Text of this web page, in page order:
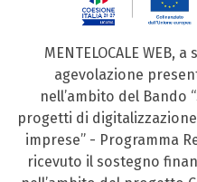
MENTELOCALE WEB,
agevolazione
nell’ambito del Bando
progetti di
imprese” - Programma
ricevuto il sostegno